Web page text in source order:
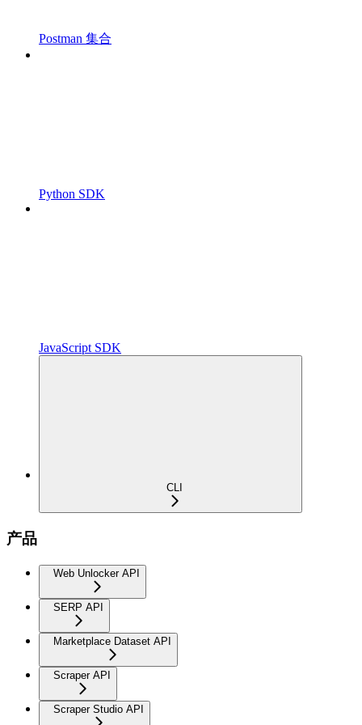
Postman 集合
Python SDK
JavaScript SDK
CLI
产品
Web Unlocker API
SERP API
Marketplace Dataset API
Scraper API
Scraper Studio API